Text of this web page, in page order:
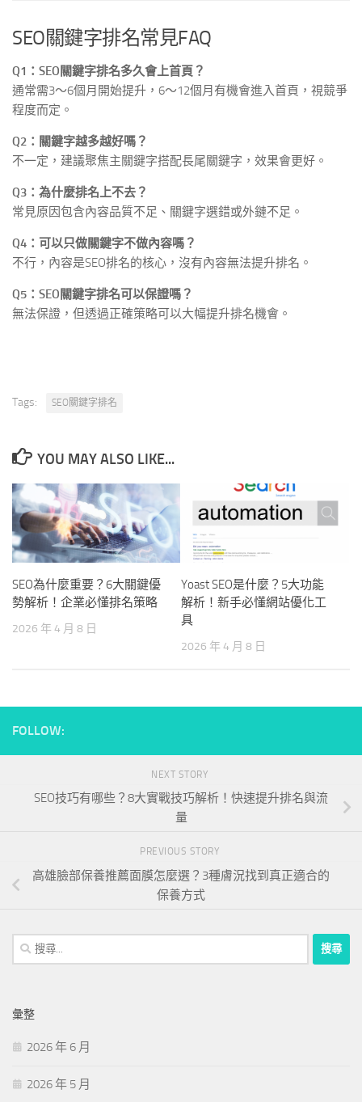
SEO關鍵字排名常見FAQ
Q1：SEO關鍵字排名多久會上首頁？
通常需3～6個月開始提升，6～12個月有機會進入首頁，視競爭
程度而定。
Q2：關鍵字越多越好嗎？
不一定，建議聚焦主關鍵字搭配長尾關鍵字，效果會更好。
Q3：為什麼排名上不去？
常見原因包含內容品質不足、關鍵字選錯或外鏈不足。
Q4：可以只做關鍵字不做內容嗎？
不行，內容是SEO排名的核心，沒有內容無法提升排名。
Q5：SEO關鍵字排名可以保證嗎？
無法保證，但透過正確策略可以大幅提升排名機會。
Tags: SEO關鍵字排名
YOU MAY ALSO LIKE...
SEO為什麼重要？6大關鍵優
勢解析！企業必懂排名策略
2026 年 4 月 8 日
Yoast SEO是什麼？5大功能
解析！新手必懂網站優化工
具
2026 年 4 月 8 日
FOLLOW:
NEXT STORY
SEO技巧有哪些？8大實戰技巧解析！快速提升排名與流
量
PREVIOUS STORY
高雄臉部保養推薦面膜怎麼選？3種膚況找到真正適合的
保養方式
搜
尋
字:
彙整
2026 年 6 月
2026 年 5 月